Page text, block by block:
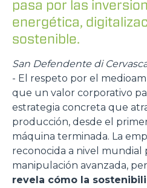
pasa por las
energética,
sostenible.
San Defendente di
- El respeto por el
que un valor corporativo
estrategia concreta que
producción, desde el
máquina terminada. La
reconocida a nivel mundial
manipulación avanzada,
revela cómo la